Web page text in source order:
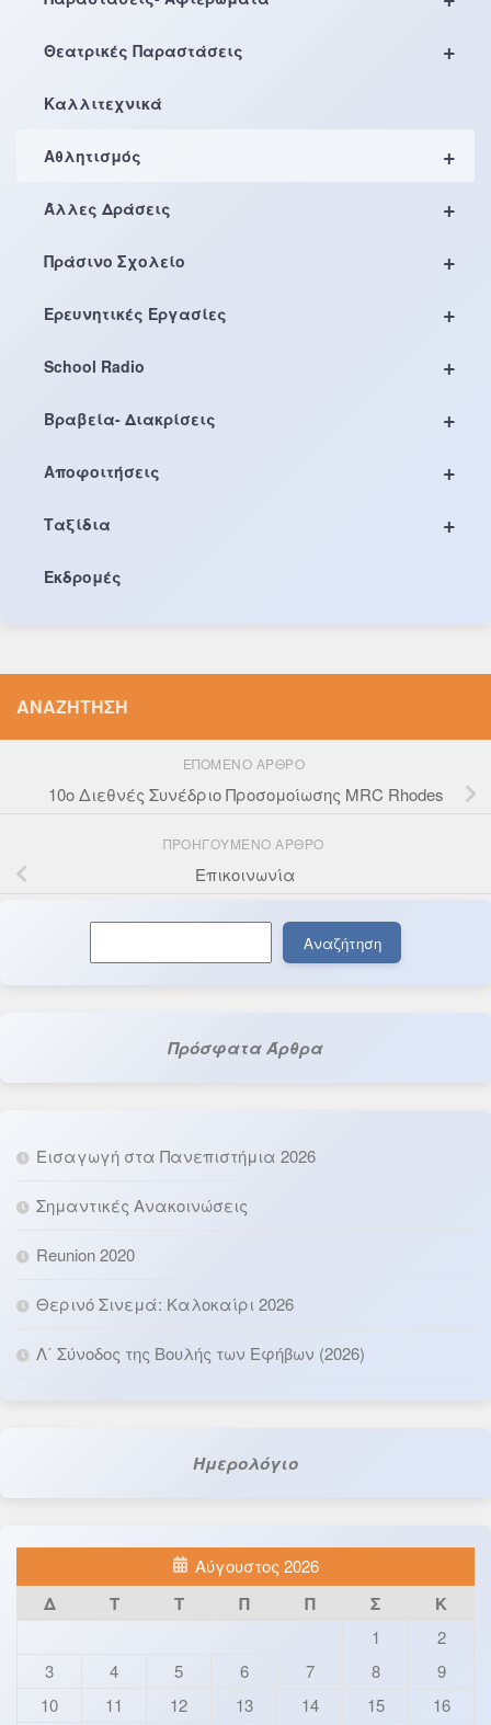
+
Θεατρικές Παραστάσεις
Καλλιτεχνικά
+
Αθλητισμός
+
Άλλες Δράσεις
+
Πράσινο Σχολείο
+
Ερευνητικές Εργασίες
+
School Radio
+
Βραβεία- Διακρίσεις
+
Αποφοιτήσεις
+
Ταξίδια
Εκδρομές
ΑΝΑΖΉΤΗΣΗ
ΕΠΌΜΕΝΟ ΆΡΘΡΟ
10ο Διεθνές Συνέδριο Προσομοίωσης MRC Rhodes
ΠΡΟΗΓΟΎΜΕΝΟ ΆΡΘΡΟ
Επικοινωνία
Αναζήτηση
Πρόσφατα Άρθρα
Εισαγωγή στα Πανεπιστήμια 2026
Σημαντικές Ανακοινώσεις
Reunion 2020
Θερινό Σινεμά: Καλοκαίρι 2026
Λ΄ Σύνοδος της Βουλής των Εφήβων (2026)
Ημερολόγιο
Αύγουστος 2026
Δ Τ Τ Π Π Σ Κ
1
2
3
4 5 6 7 8
9
10
11 12 13 14 15
16